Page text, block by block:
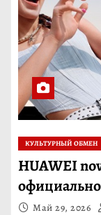
КУЛЬТУРНЫЙ ОБМЕН
HUAWEI
Май 29, 2026